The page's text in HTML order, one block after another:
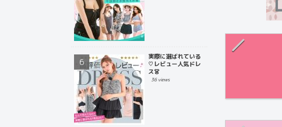
実際に選ばれている
♡レビュー人気ドレ
ス👗
36 views